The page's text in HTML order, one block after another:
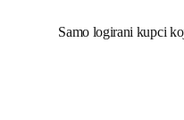
Samo logirani kupci